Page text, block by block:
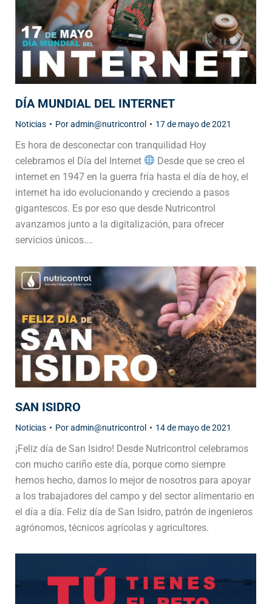
DÍA MUNDIAL DEL INTERNET
Noticias Poradmin@nutricontrol 17 de mayo de 2021
Es hora de desconectar con tranquilidad Hoy
celebramos el Día del Internet
Desde que se creo el
internet en 1947 en la guerra fría hasta el día de hoy, el
internet ha ido evolucionando y creciendo a pasos
gigantescos. Es por eso que desde Nutricontrol
avanzamos junto a la digitalización, para ofrecer
servicios únicos.…
SAN ISIDRO
Noticias Poradmin@nutricontrol 14 de mayo de 2021
¡Feliz día de San Isidro! Desde Nutricontrol celebramos
con mucho cariño este día, porque como siempre
hemos hecho, damos lo mejor de nosotros para apoyar
a los trabajadores del campo y del sector alimentario en
el día a día. Feliz día de San Isidro, patrón de ingenieros
agrónomos, técnicos agrícolas y agricultores.